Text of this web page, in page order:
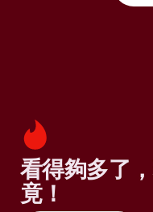
看得夠多了
竟！